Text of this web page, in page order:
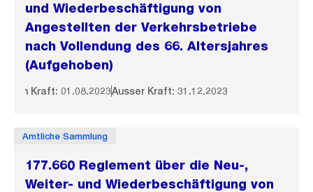
und Wiederbeschäftigung von
Angestellten der Verkehrsbetriebe
nach Vollendung des 66. Altersjahres
(Aufgehoben)
In Kraft: 01.08.2023Ausser Kraft: 31.12.2023
Amtliche Sammlung
177.660 Reglement über die Neu-,
Weiter- und Wiederbeschäftigung von